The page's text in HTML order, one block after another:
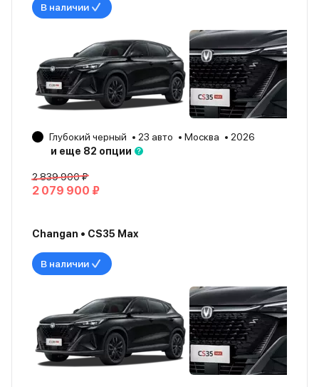
В наличии
Глубокий черный 23 авто Москва
2026
и еще 82 опции
2 839 900 ₽
2 079 900 ₽
Changan • CS35 Max
В наличии